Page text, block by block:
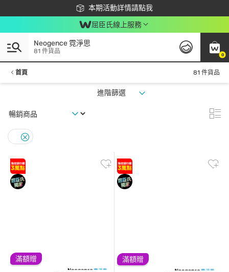
本期活動詳情請點我
下載app最高回饋$350
屈臣氏線上服務
0
Neogence 霓淨思
81 件貨品
首頁 81 件貨品
進階篩選
滿額贈 滿額贈